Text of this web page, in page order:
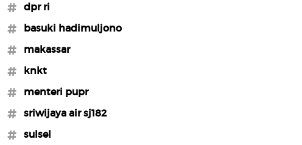
#dpr ri
#basuki hadimuljono
#makassar
#knkt
#menteri pupr
#sriwijaya air sj182
#sulsel